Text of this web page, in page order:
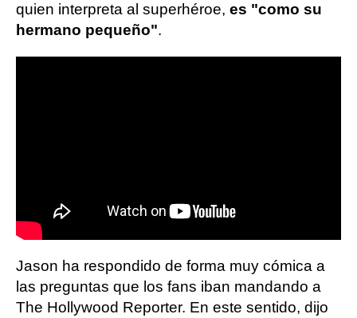
quien interpreta al superhéroe, es "como su
hermano pequeño".
Jason ha respondido de forma muy cómica a
las preguntas que los fans iban mandando a
The Hollywood Reporter. En este sentido, dijo